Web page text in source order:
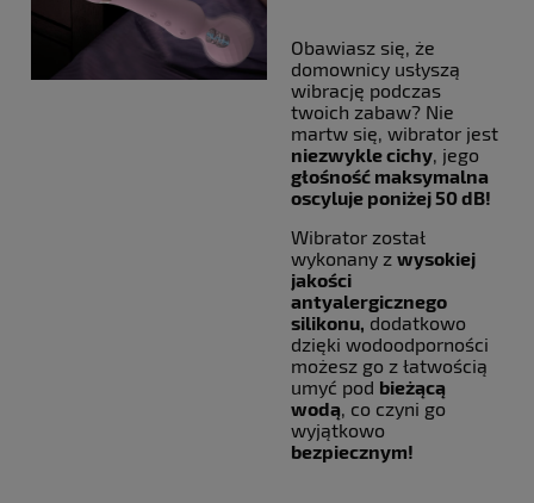
Obawiasz się, że
domownicy usłyszą
wibrację podczas
twoich zabaw? Nie
martw się, wibrator jest
niezwykle cichy , jego
głośność maksymalna
oscyluje poniżej 50 dB!
Wibrator został
wykonany z wysokiej
jakości
antyalergicznego
silikonu, dodatkowo
dzięki wodoodporności
możesz go z łatwością
umyć pod bieżącą
wodą, co czyni go
wyjątkowo
bezpiecznym!